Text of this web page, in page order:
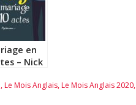
en
– Nick
,Le Mois Anglais,Le Mois Anglais 2020,